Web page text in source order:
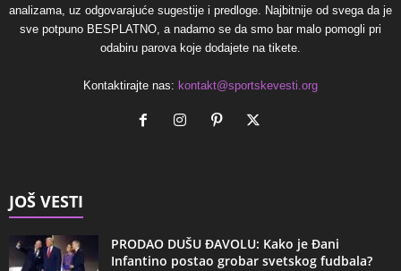
analizama, uz odgovarajuće sugestije i predloge. Najbitnije od svega da je
sve potpuno BESPLATNO, a nadamo se da smo bar malo pomogli pri
odabiru parova koje dodajete na tikete.
Kontaktirajte nas: kontakt@sportskevesti.org
JOŠ VESTI
PRODAO DUŠU ĐAVOLU: Kako je Đani
Infantino postao grobar svetskog fudbala?